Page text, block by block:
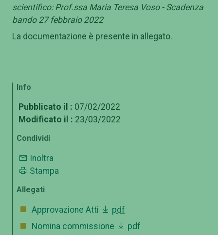
scientifico: Prof.ssa Maria Teresa Voso - Scadenza
bando 27 febbraio 2022
La documentazione è presente in allegato.
Info
Pubblicato il : 07/02/2022
Modificato il : 23/03/2022
Condividi
Inoltra
Stampa
Allegati
Approvazione Atti
pdf
Nomina commissione
pdf